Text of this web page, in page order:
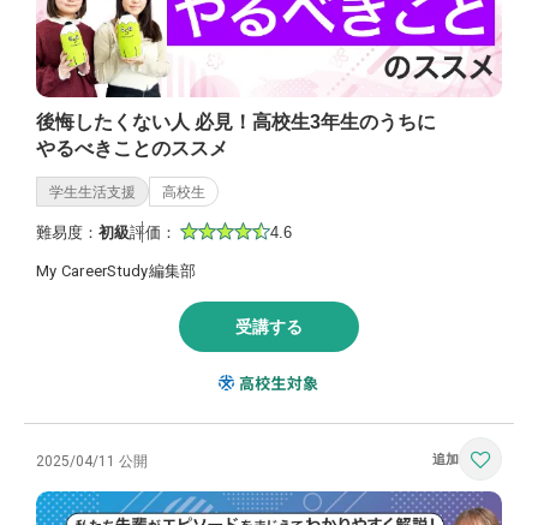
後悔したくない人 必見！高校生3年生のうちに
やるべきことのススメ
学生生活支援 高校生
難易度： 初級評価： 4.6
My CareerStudy編集部
受講する
2025/04/11 公開